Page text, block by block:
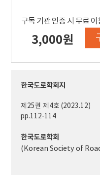
구독 기관 인증 시 무료
3,000원
한국도로학회지
제25권 제4호 (2023.12)
pp.112-114
한국도로학회
(Korean Society of